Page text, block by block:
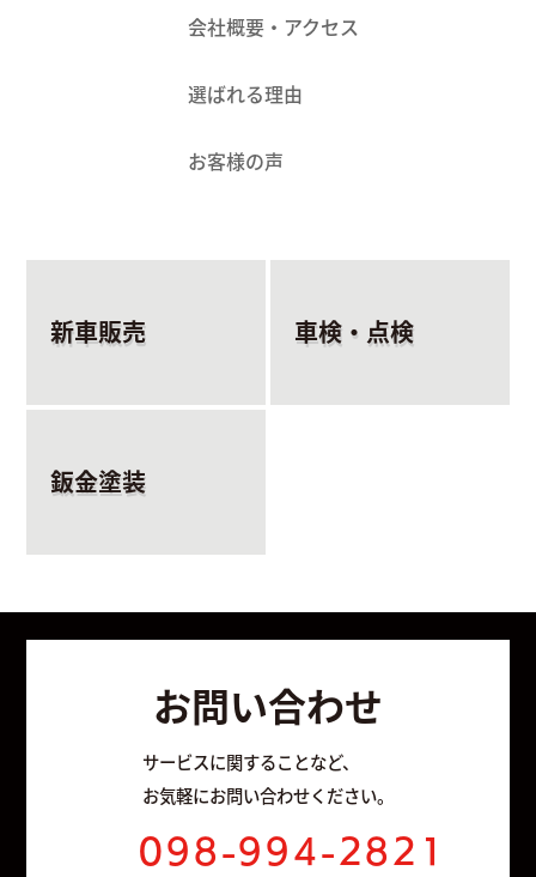
会社概要・アクセス
選ばれる理由
お客様の声
新車販売 車検・点検
鈑金塗装
お問い合わせ
サービスに関することなど、
お気軽にお問い合わせください。
098-994-2821